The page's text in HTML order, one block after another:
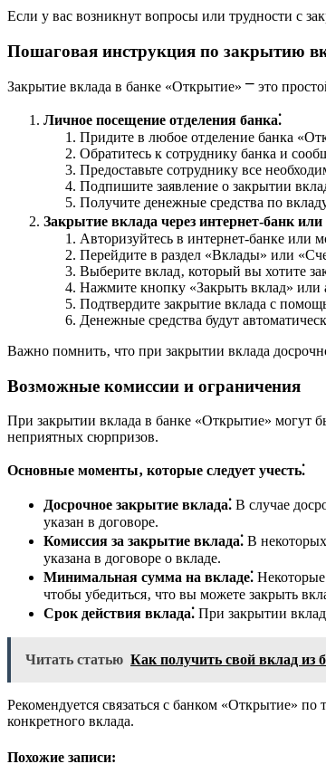
Если у вас возникнут вопросы или трудности с
Пошаговая инструкция по закрытию
Закрытие вклада в банке «Открытие» ⎻ это
Личное посещение отделения банка⁚
Придите в любое отделение банка
Обратитесь к сотруднику банка и
Предоставьте сотруднику все
Подпишите заявление о закрытии
Получите денежные средства по
Закрытие вклада через интернет-банк
Авторизуйтесь в интернет-банке
Перейдите в раздел «Вклады» или
Выберите вклад‚ который вы хотите
Нажмите кнопку «Закрыть вклад» или
Подтвердите закрытие вклада с
Денежные средства будут
Важно помнить‚ что при закрытии вклада
Возможные комиссии и ограничения
При закрытии вклада в банке «Открытие» могут
неприятных сюрпризов.
Основные моменты‚ которые следует учесть⁚
Досрочное закрытие вклада⁚ В случае
указан в договоре.
Комиссия за закрытие вклада⁚ В
указана в договоре о вкладе.
Минимальная сумма на вкладе⁚ Некоторые
чтобы убедиться‚ что вы можете закрыть
Срок действия вклада⁚ При закрытии
Читать статью Как получить свой вклад из
Рекомендуется связаться с банком «Открытие»
конкретного вклада.
Похожие записи: